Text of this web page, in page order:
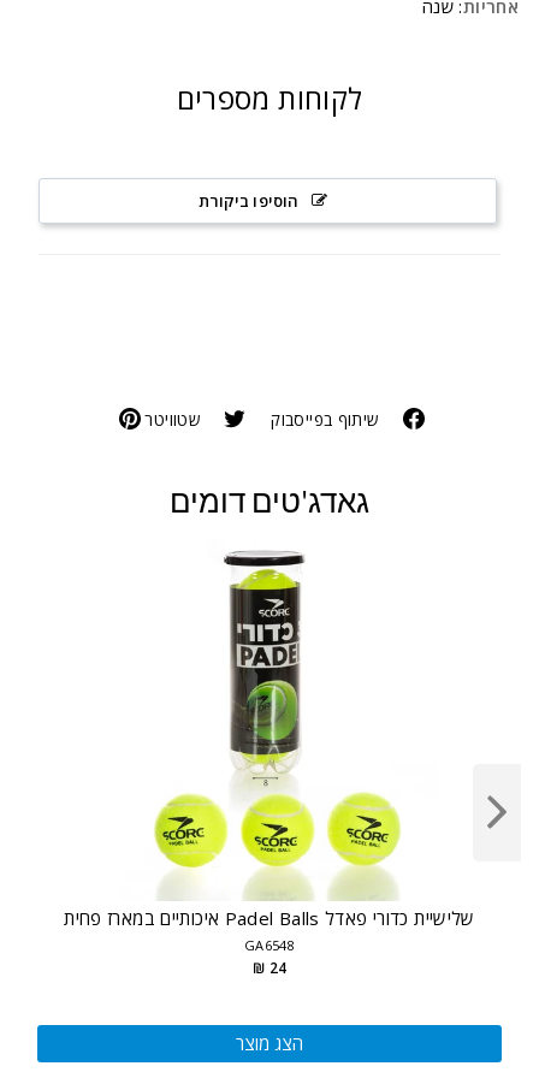
אחריות: שנה
לקוחות מספרים
הוסיפו ביקורת
שיתוף בפייסבוק שטוויטר
גאדג'טים דומים
שלישיית כדורי פאדל Padel Balls איכותיים במארז פחית
GA6548
24 ₪
הצג מוצר